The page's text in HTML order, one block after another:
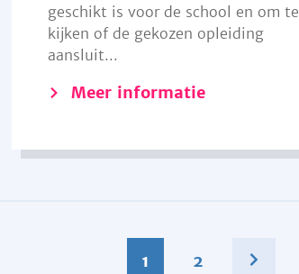
geschikt is voor de school en om te
kijken of de gekozen opleiding
aansluit...
Meer informatie
1 2